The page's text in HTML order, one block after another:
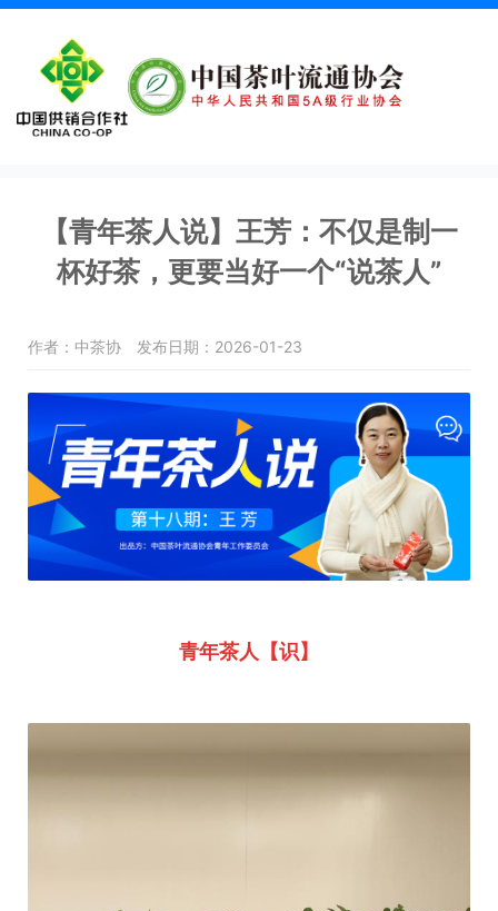
【青年茶人说】王芳：不仅是制一
杯好茶，更要当好一个“说茶人”
作者：中茶协 发布日期：2026-01-23
青年茶人【识】